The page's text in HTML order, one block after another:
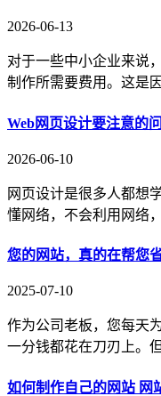
2026-06-13
对于一些中小企业来说
制作所需要费用。这是
Web网页设计要注意的
2026-06-10
网页设计是很多人都想
懂网络，不会利用网络
您的网站，真的在帮您
2025-07-10
作为公司老板，您每天
一分钱都花在刀刃上。
如何制作自己的网站 网